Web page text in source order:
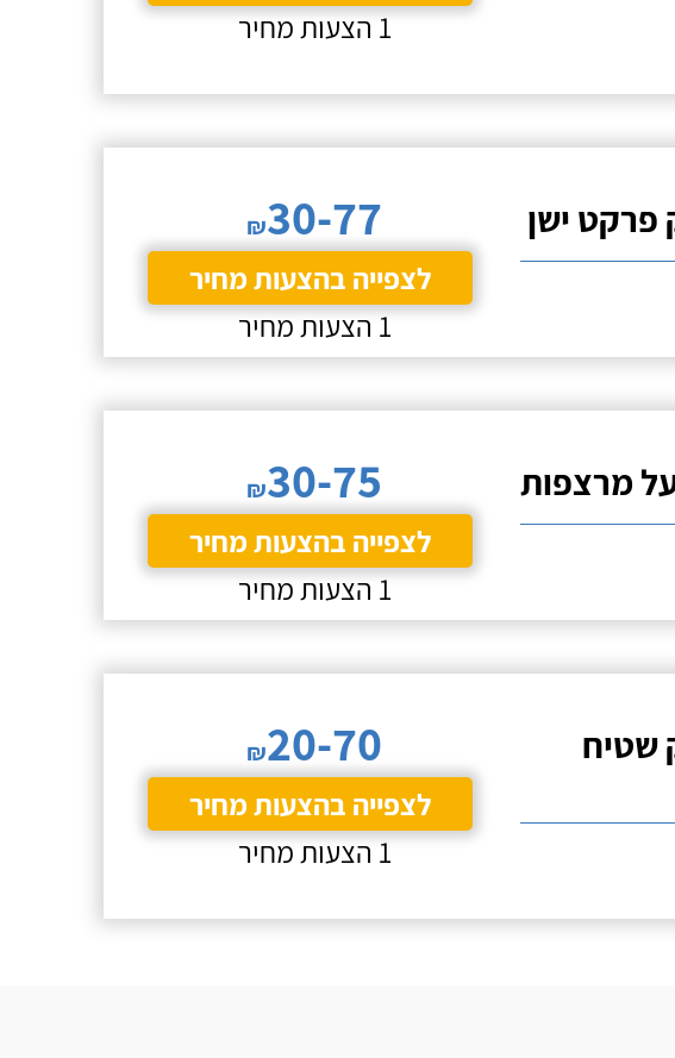
1 הצעות מחיר
פרקט ישן ₪30-77
לצפייה בהצעות מחיר
1 הצעות מחיר
מרצפות ₪30-75
לצפייה בהצעות מחיר
1 הצעות מחיר
שטיח ₪20-70
לצפייה בהצעות מחיר
1 הצעות מחיר